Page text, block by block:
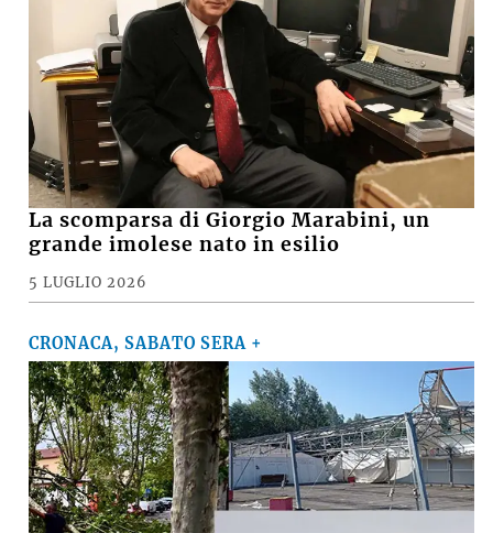
La scomparsa di Giorgio Marabini, un
grande imolese nato in esilio
5 LUGLIO 2026
CRONACA, SABATO SERA +